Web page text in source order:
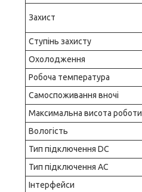
Захист
Ступінь захисту
Охолодження
Робоча температура
Самоспоживання вночі
Максимальна висота роботи
Вологість
Тип підключення DC
Тип підключення AC
Інтерфейси